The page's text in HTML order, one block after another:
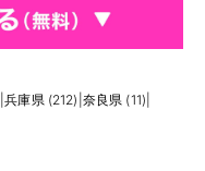
|兵庫県 (212) 奈良県 (11)